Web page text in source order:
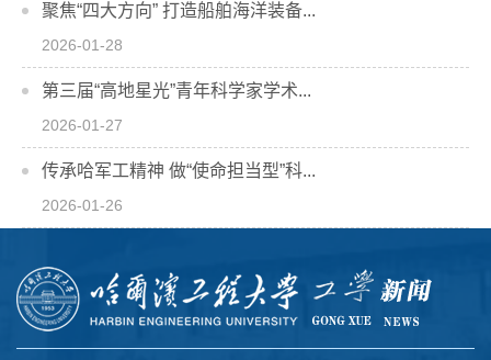
聚焦“四大方向” 打造船舶海洋装备...
2026-01-28
第三届“高地星光”青年科学家学术...
2026-01-27
传承哈军工精神 做“使命担当型”科...
2026-01-26